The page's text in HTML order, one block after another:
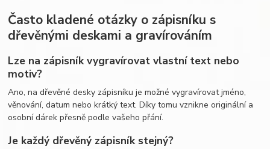
Často kladené otázky o zápisníku s
dřevěnými deskami a gravírováním
Lze na zápisník vygravírovat vlastní text nebo
motiv?
Ano, na dřevěné desky zápisníku je možné vygravírovat jméno,
věnování, datum nebo krátký text. Díky tomu vznikne originální a
osobní dárek přesně podle vašeho přání.
Je každý dřevěný zápisník stejný?